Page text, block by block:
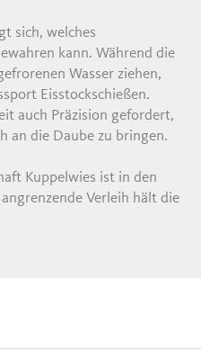
sich, welches
kann. Während die
Wasser ziehen,
Eisstockschießen.
auch Präzision gefordert,
an die Daube zu bringen.
Kuppelwies ist in den
Verleih hält die